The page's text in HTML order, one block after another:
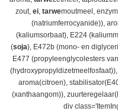
zout, ei tarwemoutmeel,
(natriumferrocyanide)),
(kaliumsorbaat), E224
(soja), E472b (mono- en
E477 (propyleenglycolesters
aroma(citroen),
(xanthaangom)),
div